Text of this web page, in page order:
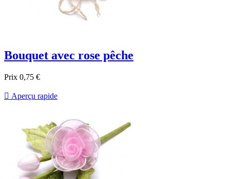
Bouquet avec rose pêche
Prix 0,75 €
 Aperçu rapide